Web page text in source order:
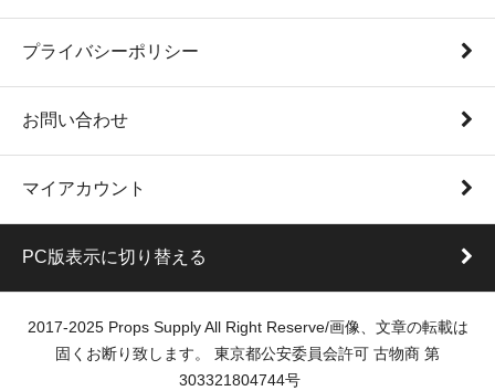
プライバシーポリシー
お問い合わせ
マイアカウント
PC版表示に切り替える
2017-2025 Props Supply All Right Reserve/画像、文章の転載は
固くお断り致します。 東京都公安委員会許可 古物商 第
303321804744号